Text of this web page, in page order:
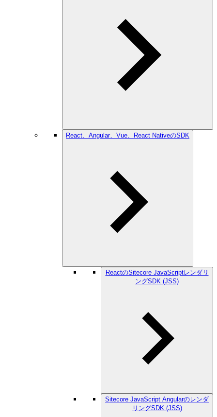
React、Angular、Vue、React NativeのSDK
ReactのSitecore JavaScriptレンダリ
ングSDK (JSS)
Sitecore JavaScript Angularのレンダ
リングSDK (JSS)